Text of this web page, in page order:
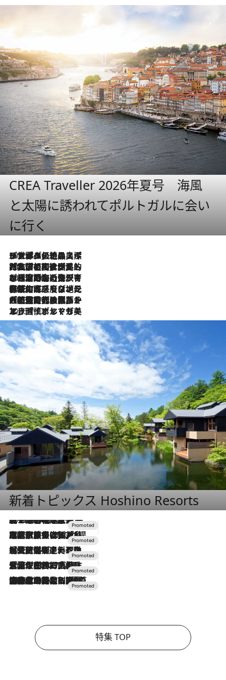
CREA Traveller 2026年夏号 海風
と太陽に誘われてポルトガルに会い
に行く
2026.8.8
リスボンの絶品スイーツ「パステル・デ・ナタ」とは？ポルトガル伝統の奥深い世界へ
2026.7.27
「私の祖国はポルトガル語です」国民的詩人フェルナンド・ペソアと、彼が愛した文学の街を歩く
2026.7.26
ポルトガル近海が育む極上の海の幸。キリリと冷えた白ワインと愉しむ、シーフード専門店の贅沢
2026.7.22
伝統の味をモダンに昇華。高感度な地元客が集う、リスボンの最旬ガストロノミー
2026.7.21
大航海時代の栄華から、震災、独裁、そして革命へ。ポルトガル・首都リスボンの石畳に刻まれた「歴史の光と影」
2026.7.13
エッセイ・ヤマザキマリ「慎ましくも美しき国 ポルトガル」
新着トピックス Hoshino Resorts
2026.8.7
【トンボの足水浴】ヒノキの香りに包まれて涼感マックス！約13℃の湧水かけ流しを避暑地「星野温泉 トンボの湯」で体験
2026.7.31
【ホテル帰省】という選択肢をOMOが提案。家族とほどよい距離を保つには「昼は実家、夜は気兼ねなくホテルで！」
2026.7.24
【夏限定ディナーコース】旬を迎える稚鮎や花ズッキーニなどをイタリア・トスカーナの郷土料理の手法で満喫！
2026.7.17
「土佐和ハーブかき氷」がOMO7高知に登場！生姜、山椒、大葉など目にも舌にも涼を呼ぶ郷土の味
2026.7.10
NEW OPEN！【界 草津】名湯の地に誕生。趣の異なる2種の温泉と上州ならではの会席・蕎麦割烹など美食を味わう究極の癒やし旅
特集 TOP